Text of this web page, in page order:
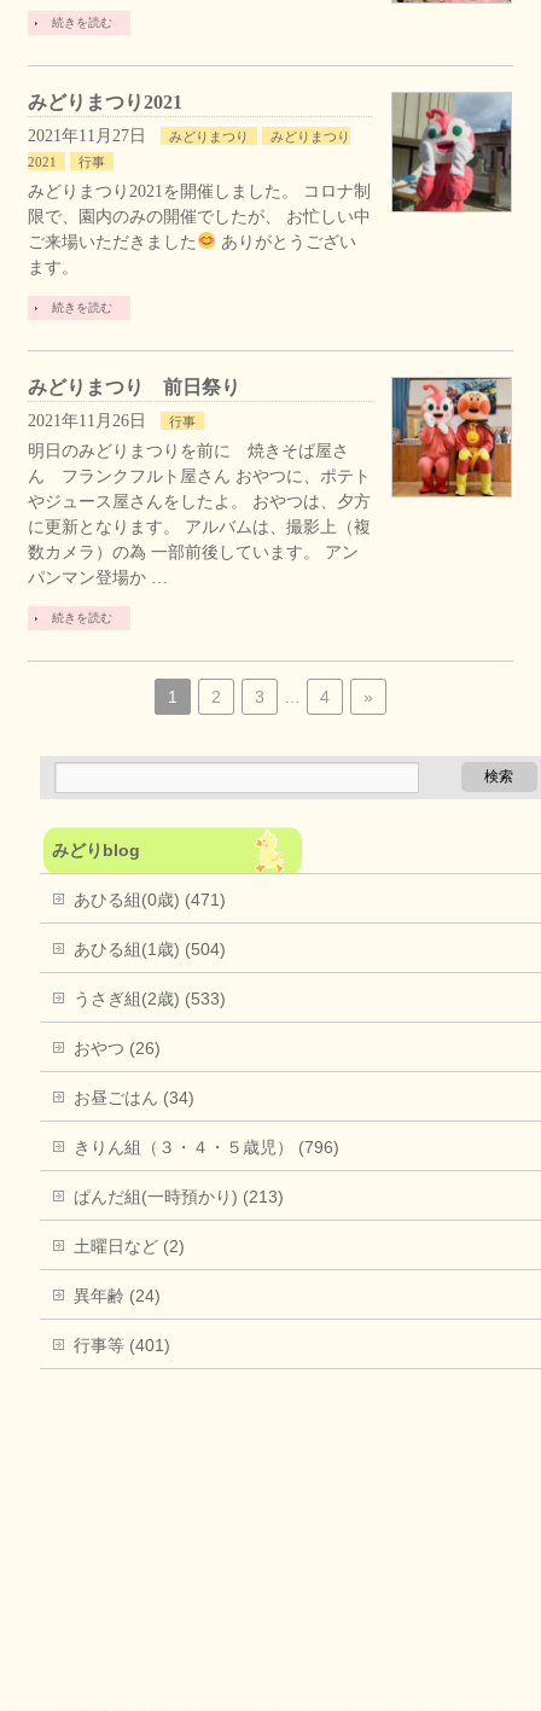
続きを読む
みどりまつり2021
2021年11月27日 みどりまつり
みどりまつり
2021
行事
みどりまつり2021を開催しました。 コロナ制
限で、園内のみの開催でしたが、 お忙しい中
ご来場いただきました
ありがとうござい
ます。
続きを読む
みどりまつり 前日祭り
2021年11月26日 行事
明日のみどりまつりを前に 焼きそば屋さ
ん フランクフルト屋さん おやつに、ポテト
やジュース屋さんをしたよ。 おやつは、夕方
に更新となります。 アルバムは、撮影上（複
数カメラ）の為 一部前後しています。 アン
パンマン登場か …
続きを読む
1 2 3 4 »
みどりblog
あひる組(0歳) (471)
あひる組(1歳) (504)
うさぎ組(2歳) (533)
おやつ (26)
お昼ごはん (34)
きりん組（３・４・５歳児） (796)
ぱんだ組(一時預かり) (213)
土曜日など (2)
異年齢 (24)
行事等 (401)